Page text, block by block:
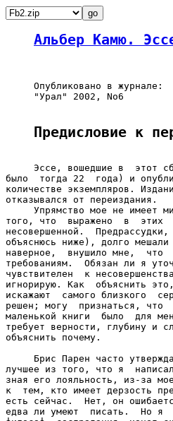
Альбер Камю.
     Опубликовано в журнале:
     "Урал" 2002, No6
Предисловие к